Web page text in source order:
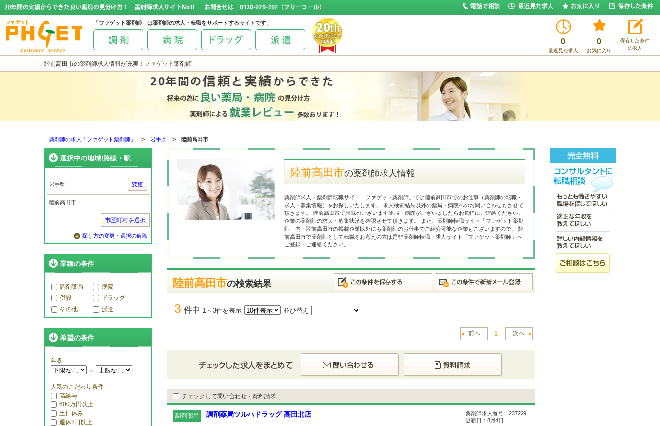
陸前高田市の薬剤師求人情報が充実！ファゲット薬剤師
「ファゲット薬剤師」は薬剤師の求人・転職をサポートするサイトです。
0
最近見た求人
0
お気に入り
保存した条件
の求人
薬剤師の求人「ファゲット薬剤師」 岩手県 陸前高田市
選択中の地域/路線・駅
岩手県 変更
陸前高田市
市区町村を選択
探し方の変更・選択の解除
業種の条件
調剤薬局
病院
併設
ドラッグ
その他
派遣
希望の条件
年収
～
人気のこだわり条件
高給与
600万円以上
土日休み
週休2日以上
陸前高田市の薬剤師求人情報
薬剤師求人・薬剤師転職サイト「ファゲット薬剤師」では陸前高田市でのお仕事（薬剤師の転職・
求人・募集情報）をお探しいたします。 求人検索結果以外の薬局・病院へのお問い合わせもさせて
頂きます。 陸前高田市で興味のございます薬局・病院がございましたらお気軽にご連絡ください。
企業の薬剤師の求人・募集状況を確認させて頂きます。 また、薬剤師転職サイト「ファゲット薬剤
師」内・陸前高田市の掲載企業以外にも薬剤師のお仕事でご紹介可能な企業もございますので、 陸
前高田市で薬剤師として転職をお考えの方は是非薬剤師転職・求人サイト「ファゲット薬剤師」へ
ご登録・ご連絡ください。
陸前高田市の検索結果
3 件中 1～3件を表示 並び替え
前へ 1 次へ
チェックして問い合わせ・資料請求
調剤薬局 調剤薬局ツルハドラッグ 高田北店
薬剤師求人番号：237229
更新日：8月4日